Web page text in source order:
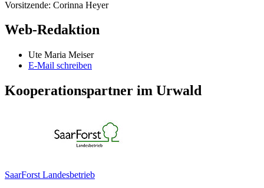
Vorsitzende: Corinna Heyer
Web-Redaktion
Ute Maria Meiser
E-Mail schreiben
Kooperationspartner im Urwald
SaarForst Landesbetrieb